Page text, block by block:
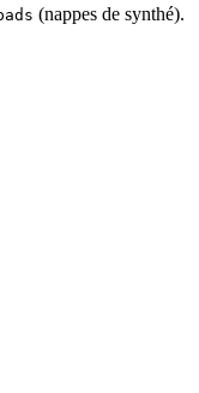
(nappes de synthé).